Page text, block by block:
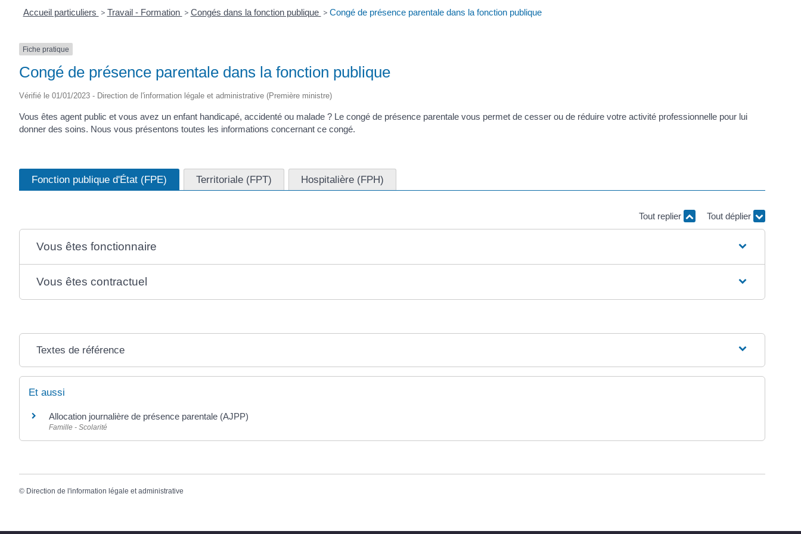
Accueil particuliers > Travail - Formation > Congés dans la fonction publique > Congé de présence parentale dans la fonction publique
Fiche pratique
Congé de présence parentale dans la fonction publique
Vérifié le 01/01/2023 - Direction de l'information légale et administrative (Première ministre)
Vous êtes agent public et vous avez un enfant handicapé, accidenté ou malade ? Le congé de présence parentale vous permet de cesser ou de réduire votre activité professionnelle pour lui
donner des soins. Nous vous présentons toutes les informations concernant ce congé.
Fonction publique d'État (FPE) Territoriale (FPT) Hospitalière (FPH)
Tout replier Tout déplier
Vous êtes fonctionnaire
Vous êtes contractuel
Textes de référence
Et aussi
Allocation journalière de présence parentale (AJPP)
Famille - Scolarité
© Direction de l'information légale et administrative